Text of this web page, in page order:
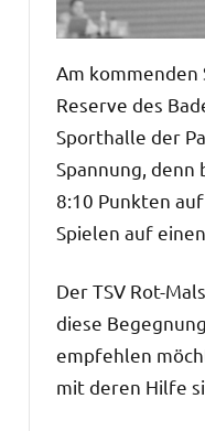
Am
Reserve des
Sporthalle der
Spannung,
8:10 Punkten
Spielen auf
Der TSV Rot-
diese
empfehlen
mit deren Hilfe